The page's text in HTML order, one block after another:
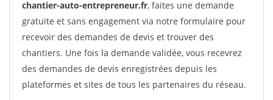
chantier-auto-entrepreneur.fr, faites une demande
gratuite et sans engagement via notre formulaire pour
recevoir des demandes de devis et trouver des
chantiers. Une fois la demande validée, vous recevrez
des demandes de devis enregistrées depuis les
plateformes et sites de tous les partenaires du réseau.